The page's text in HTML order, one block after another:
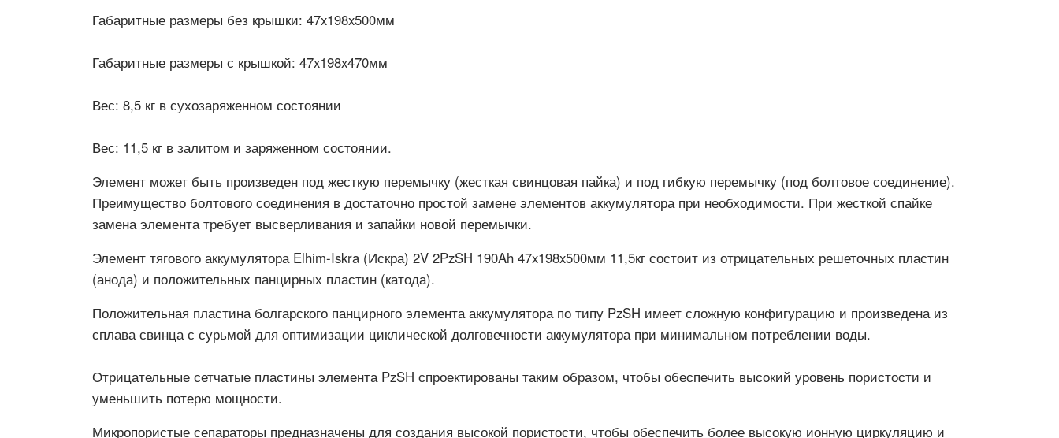
Габаритные размеры без крышки: 47x198x500мм
Габаритные размеры с крышкой: 47x198x470мм
Вес: 8,5 кг в сухозаряженном состоянии
Вес: 11,5 кг в залитом и заряженном состоянии.
Элемент может быть произведен под жесткую перемычку (жесткая свинцовая пайка) и под гибкую перемычку (под болтовое соединение).
Преимущество болтового соединения в достаточно простой замене элементов аккумулятора при необходимости. При жесткой спайке
замена элемента требует высверливания и запайки новой перемычки.
Элемент тягового аккумулятора Elhim-Iskra (Искра) 2V 2PzSH 190Ah 47x198x500мм 11,5кг состоит из отрицательных решеточных пластин
(анода) и положительных панцирных пластин (катода).
Положительная пластина болгарского панцирного элемента аккумулятора по типу PzSH имеет сложную конфигурацию и произведена из
сплава свинца с сурьмой для оптимизации циклической долговечности аккумулятора при минимальном потреблении воды.
Отрицательные сетчатые пластины элемента PzSH спроектированы таким образом, чтобы обеспечить высокий уровень пористости и
уменьшить потерю мощности.
Микропористые сепараторы предназначены для создания высокой пористости, чтобы обеспечить более высокую ионную циркуляцию и